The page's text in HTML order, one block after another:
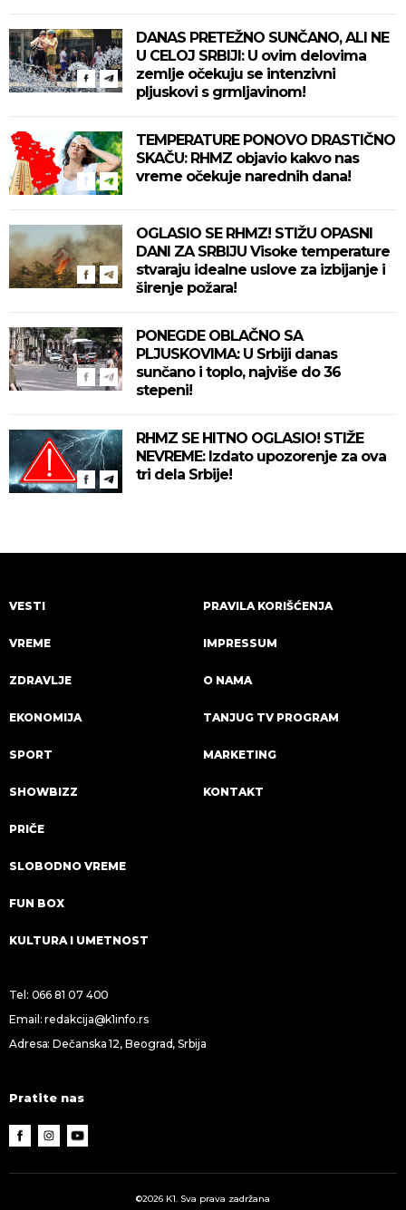
DANAS PRETEŽNO SUNČANO, ALI NE
U CELOJ SRBIJI: U ovim delovima
zemlje očekuju se intenzivni
pljuskovi s grmljavinom!
TEMPERATURE PONOVO DRASTIČNO
SKAČU: RHMZ objavio kakvo nas
vreme očekuje narednih dana!
OGLASIO SE RHMZ! STIŽU OPASNI
DANI ZA SRBIJU Visoke temperature
stvaraju idealne uslove za izbijanje i
širenje požara!
PONEGDE OBLAČNO SA
PLJUSKOVIMA: U Srbiji danas
sunčano i toplo, najviše do 36
stepeni!
RHMZ SE HITNO OGLASIO! STIŽE
NEVREME: Izdato upozorenje za ova
tri dela Srbije!
VESTI
VREME
ZDRAVLJE
EKONOMIJA
SPORT
SHOWBIZZ
PRIČE
SLOBODNO VREME
FUN BOX
KULTURA I UMETNOST
PRAVILA KORIŠĆENJA
IMPRESSUM
O NAMA
TANJUG TV PROGRAM
MARKETING
KONTAKT
Tel: 066 81 07 400
Email:redakcija@k1info.rs
Adresa: Dečanska 12, Beograd, Srbija
Pratite nas
©2026 K1. Sva prava zadržana